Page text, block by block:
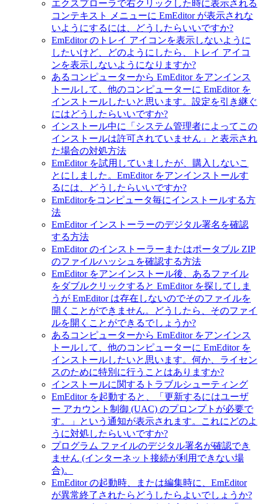
エクスプローラで右クリックした時に表示される
コンテキスト メニューに EmEditor が表示されな
いようにするには、どうしたらいいですか?
EmEditor のトレイ アイコンを表示しないように
したいけど、どのようにしたら、トレイ アイコ
ンを表示しないようになりますか?
あるコンピューターから EmEditor をアンインス
トールして、他のコンピューターに EmEditor を
インストールしたいと思います。設定を引き継ぐ
にはどうしたらいいですか?
インストール中に「システム管理者によってこの
インストールは許可されていません」と表示され
た場合の対処方法
EmEditor を試用していましたが、購入しないこ
とにしました。EmEditor をアンインストールす
るには、どうしたらいいですか?
EmEditorをコンピュータ毎にインストールする方
法
EmEditor インストーラーのデジタル署名を確認
する方法
EmEditor のインストーラーまたはポータブル ZIP
のファイルハッシュを確認する方法
EmEditor をアンインストール後、あるファイル
をダブルクリックすると EmEditor を探してしま
うが EmEditor は存在しないのでそのファイルを
開くことができません。どうしたら、そのファイ
ルを開くことができるでしょうか?
あるコンピューターから EmEditor をアンインス
トールして、他のコンピューターに EmEditor を
インストールしたいと思います。何か、ライセン
スのために特別に行うことはありますか?
インストールに関するトラブルシューティング
EmEditor を起動すると、「更新するにはユーザ
ー アカウント制御 (UAC) のプロンプトが必要で
す。」という通知が表示されます。これにどのよ
うに対処したらいいですか?
プログラム ファイルのデジタル署名が確認でき
ません (インターネット接続が利用できない場
合)。
EmEditor の起動時、または編集時に、EmEditor
が異常終了されたらどうしたらよいでしょうか?